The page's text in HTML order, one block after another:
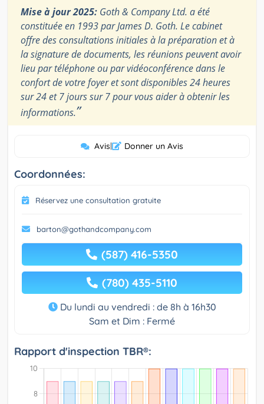
Mise à jour 2025: Goth & Company Ltd. a été
constituée en 1993 par James D. Goth. Le cabinet
offre des consultations initiales à la préparation et à
la signature de documents, les réunions peuvent avoir
lieu par téléphone ou par vidéoconférence dans le
confort de votre foyer et sont disponibles 24 heures
sur 24 et 7 jours sur 7 pour vous aider à obtenir les
informations.”
Avis| Donner un Avis
Coordonnées:
Réservez une consultation gratuite
barton@gothandcompany.com
(587) 416-5350
(780) 435-5110
Du lundi au vendredi : de 8h à 16h30
Sam et Dim : Fermé
Rapport d'inspection TBR®: